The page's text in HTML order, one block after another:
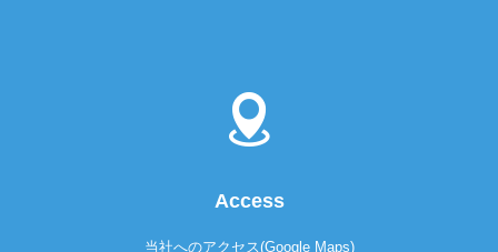
Access
当社へのアクセス(Google Maps)